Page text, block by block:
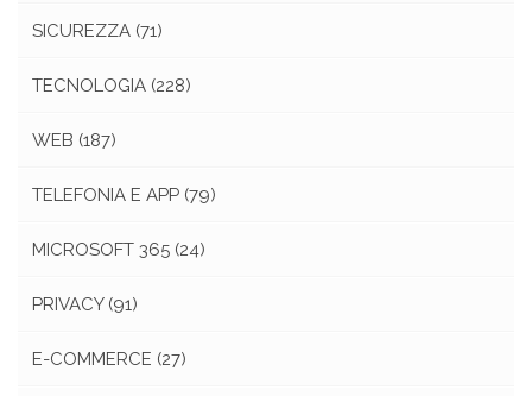
SICUREZZA (71)
TECNOLOGIA (228)
WEB (187)
TELEFONIA E APP (79)
MICROSOFT 365 (24)
PRIVACY (91)
E-COMMERCE (27)